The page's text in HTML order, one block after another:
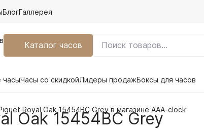
БлогГаллерея
Каталог часов
часыЧасы со скидкойЛидеры продажБоксы для часов
Royal Oak 15454BC Grey в магазине AAA-clock
Oak 15454BC Grey